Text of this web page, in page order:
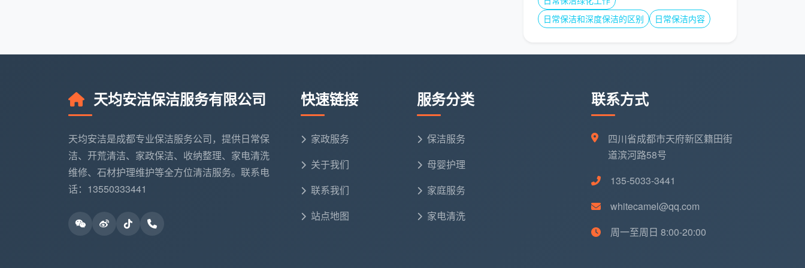
动态计价模型：不是死板地问“一个小时多少钱”，而是根据您的户型图和装修照片，提前测算工时
和耗材包，给出接近一口价的预估，避免施工中不断加钟。
隐蔽工程验收表：将空调回风口、地漏芯、柜体铰链槽等12个易被忽略的部位列入必做清单，不
留卫生死角。
五区一城全城响应：锦江、青羊、武侯、成华、金牛及天府新区主城区域，可预约次日档期，紧
急开荒不延误搬家。
主动售后巡检：完工后72小时内客户若发现返尘或残留胶印，可申请免费局部返工，这项保障在
日常保洁和深度保洁的区别
日常保洁内容
天均安洁保洁服务有限公司
天均安洁是成都专业保洁服务公司，提供日常保
洁、开荒清洁、家政保洁、收纳整理、家电清洗
维修、石材护理维护等全方位清洁服务。联系电
话：13550333441
快速链接
家政服务
关于我们
联系我们
站点地图
服务分类
保洁服务
母婴护理
家庭服务
家电清洗
联系方式
四川省成都市天府新区籍田街
道滨河路58号
135-5033-3441
whitecamel@qq.com
周一至周日 8:00-20:00